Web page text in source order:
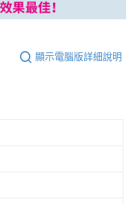
顯示電腦版詳細說明